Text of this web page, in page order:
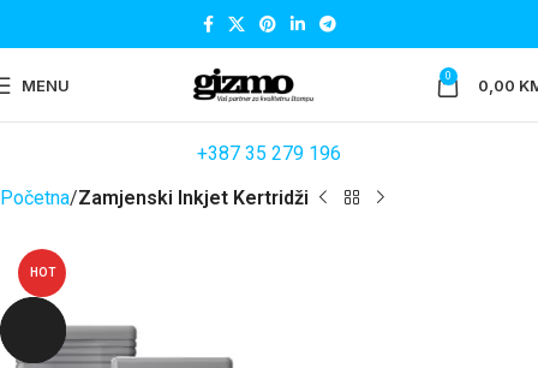
MENU 0 0,00
+387 35 279 196
Početna Zamjenski Inkjet Kertridži
HOT